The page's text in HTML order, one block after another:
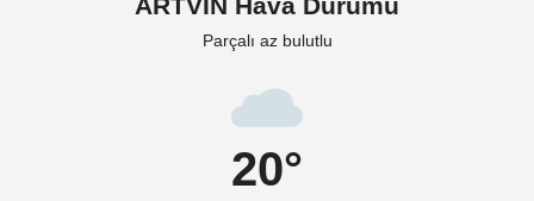
ARTVİN Hava Durumu
Parçalı az bulutlu
20°